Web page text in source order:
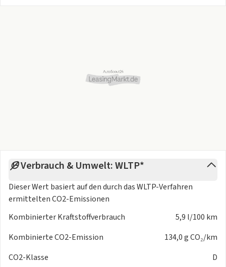
Verbrauch & Umwelt: WLTP*
Dieser Wert basiert auf den durch dasWLTP-Verfahren
ermittelten CO2-Emissionen
Kombinierter Kraftstoffverbrauch
5,9 l/100 km
Kombinierte CO2-Emission
134,0 g CO₂/km
CO2-Klasse
D